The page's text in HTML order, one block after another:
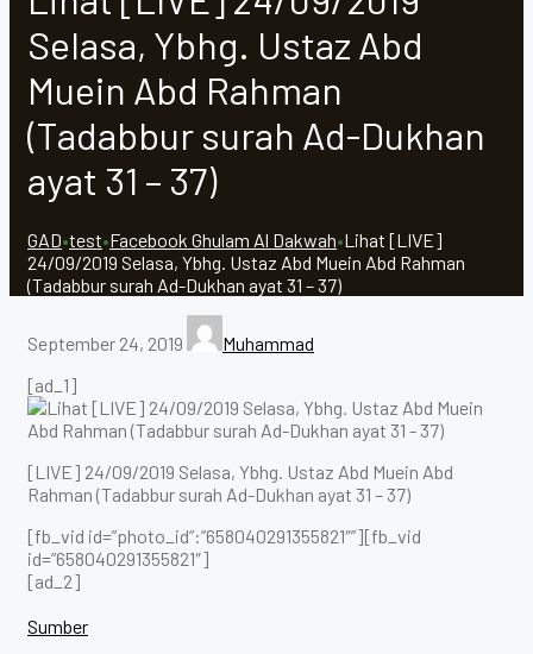
Selasa, Ybhg. Ustaz Abd
Muein Abd Rahman
(Tadabbur surah Ad-Dukhan
ayat 31 – 37)
GAD•test•Facebook Ghulam Al Dakwah•Lihat [LIVE]
24/09/2019 Selasa, Ybhg. Ustaz Abd Muein Abd Rahman
(Tadabbur surah Ad-Dukhan ayat 31 – 37)
September 24, 2019
Muhammad
[ad_1]
[LIVE] 24/09/2019 Selasa, Ybhg. Ustaz Abd Muein Abd
Rahman (Tadabbur surah Ad-Dukhan ayat 31 – 37)
[fb_vid id=”photo_id”:”658040291355821″”][fb_vid
id=”658040291355821″]
[ad_2]
Sumber